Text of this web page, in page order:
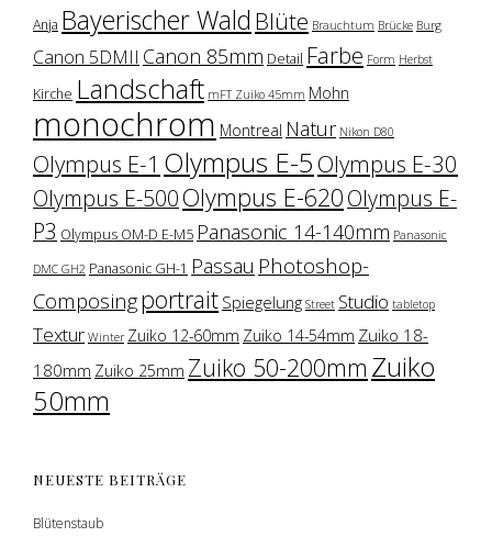
Anja Bayerischer Wald Blüte Brauchtum Brücke Burg
Canon 5DMII Canon 85mm Detail Farbe Form Herbst
Kirche Landschaft mFT Zuiko 45mm Mohn
monochrom Montreal Natur Nikon D80
Olympus E-1 Olympus E-5 Olympus E-30
Olympus E-500Olympus E-620Olympus E-
P3 Olympus OM-D E-M5 Panasonic 14-140mm Panasonic
DMC GH2 Panasonic GH-1 Passau Photoshop-
Composingportrait Spiegelung Street Studio tabletop
Textur Winter Zuiko 12-60mm Zuiko 14-54mm Zuiko 18-
180mm Zuiko 25mm Zuiko 50-200mm Zuiko
50mm
NEUESTE BEITRÄGE
Blütenstaub